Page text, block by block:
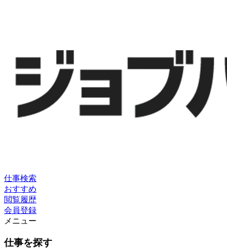
仕事検索
おすすめ
閲覧履歴
会員登録
メニュー
仕事を探す